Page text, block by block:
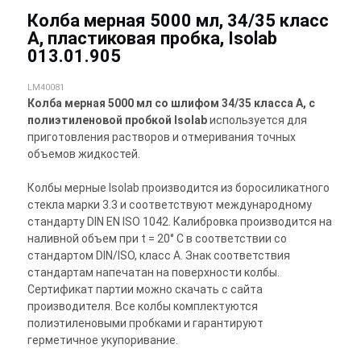
Колба мерная 5000 мл, 34/35 класс
А, пластиковая пробка, Isolab
013.01.905
LM40081
Колба мерная 5000 мл со шлифом 34/35 класса А, с
полиэтиленовой пробкой Isolabиспользуется для
приготовления растворов и отмеривания точных
объемов жидкостей.
Колбы мерные Isolab производится из боросиликатного
стекла марки 3.3 и соответствуют международному
стандарту DIN EN ISO 1042. Калибровка производится на
наливной объем при t = 20° С в соответствии со
стандартом DIN/ISO, класс А. Знак соответствия
стандартам напечатан на поверхности колбы.
Сертификат партии можно скачать с сайта
производителя. Все колбы комплектуются
полиэтиленовыми пробками и гарантируют
герметичное укупоривание.